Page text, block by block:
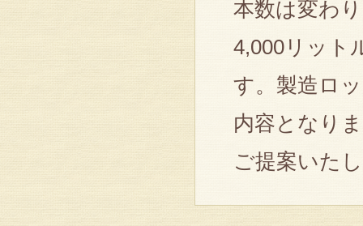
本数は変わ
4,000リット
す。製造ロ
内容となり
ご提案いた